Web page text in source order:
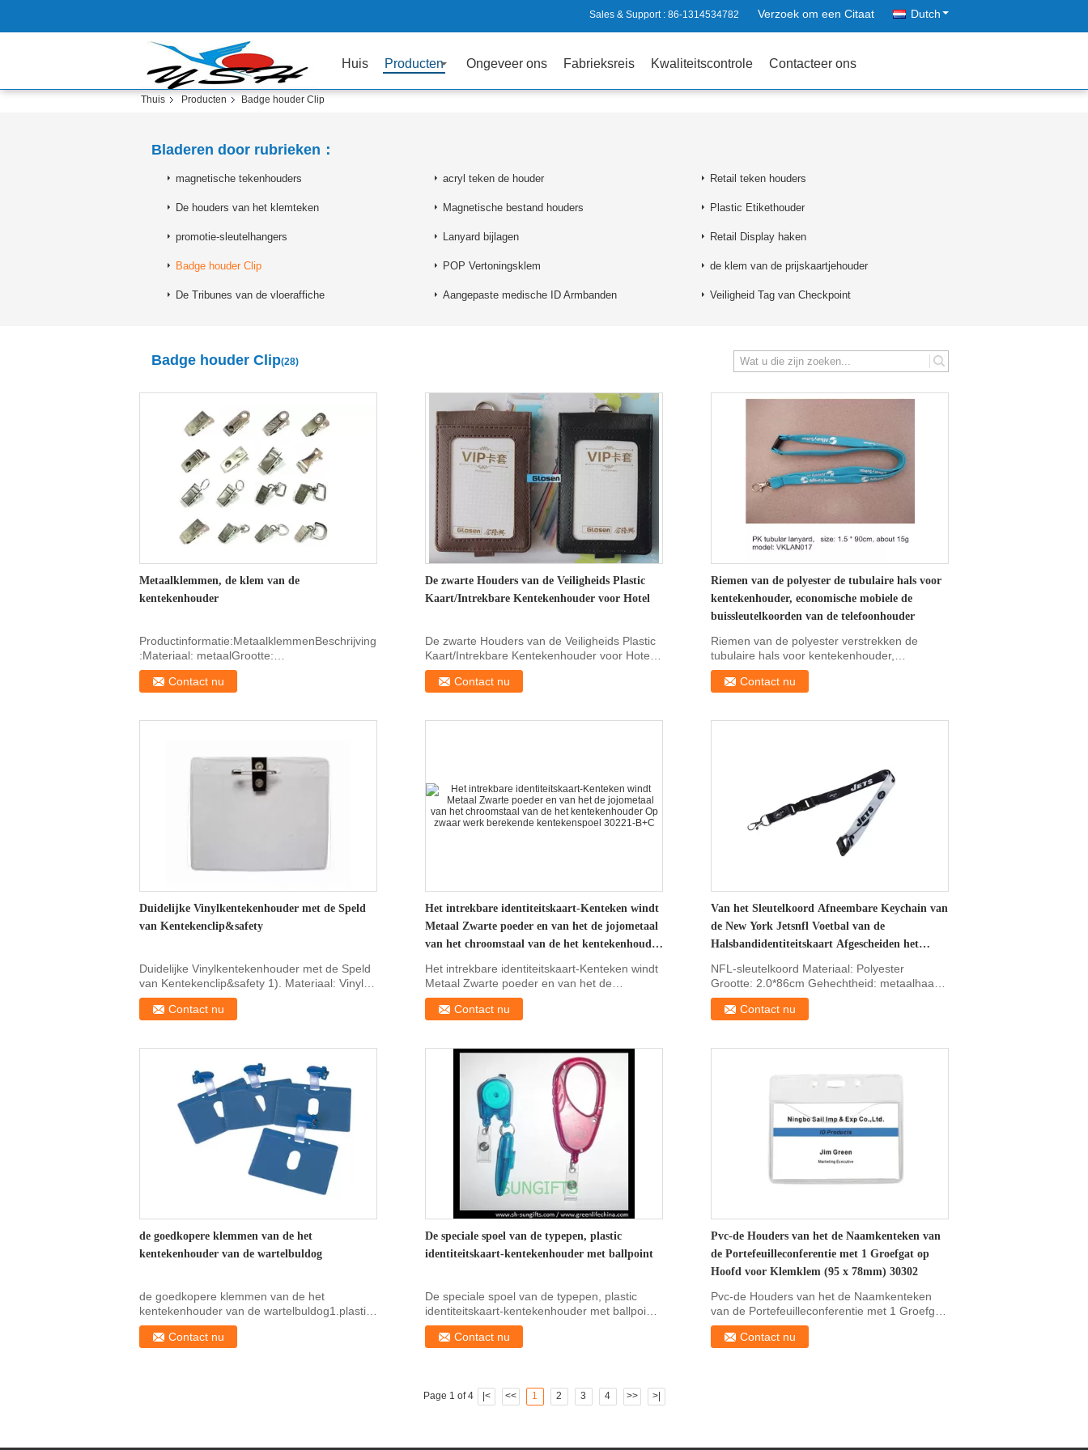
Sales & Support : 86-1314534782 Verzoek om een Citaat Dutch
Huis Producten Ongeveer ons Fabrieksreis Kwaliteitscontrole Contacteer ons
Thuis Producten Badge houder Clip
Bladeren door rubrieken：
magnetische tekenhouders acryl teken de houder Retail teken houders
De houders van het klemteken Magnetische bestand houders Plastic Etikethouder
promotie-sleutelhangers Lanyard bijlagen Retail Display haken
Badge houder Clip POP Vertoningsklem de klem van de prijskaartjehouder
De Tribunes van de vloeraffiche Aangepaste medische ID Armbanden Veiligheid Tag van Checkpoint
Badge houder Clip(28) search
Metaalklemmen, de klem van de
kentekenhouder
Productinformatie:MetaalklemmenBeschrijving
:Materiaal: metaalGrootte:
3.0*1.2*0.05cmKleur: ...
Contact nu
De zwarte Houders van de Veiligheids Plastic
Kaart/Intrekbare Kentekenhouder voor Hotel
De zwarte Houders van de Veiligheids Plastic
Kaart/Intrekbare Kentekenhouder voor Hotel
Beschrijving...
Contact nu
Riemen van de polyester de tubulaire hals voor
kentekenhouder, economische mobiele de
buissleutelkoorden van de telefoonhouder
Riemen van de polyester verstrekken de
tubulaire hals voor kentekenhouder,
economische mobiele de ...
Contact nu
Duidelijke Vinylkentekenhouder met de Speld
van Kentekenclip&safety
Duidelijke Vinylkentekenhouder met de Speld
van Kentekenclip&safety 1). Materiaal: Vinyl
2). Grootte...
Contact nu
Het intrekbare identiteitskaart-Kenteken windt
Metaal Zwarte poeder en van het de jojometaal
van het chroomstaal van de het kentekenhouder
Op zwaar werk berekende kentekenspoel 30221-
B+C
Het intrekbare identiteitskaart-Kenteken windt
Metaal Zwarte poeder en van het de
jojometaal van het ...
Contact nu
Van het Sleutelkoord Afneembare Keychain van
de New York Jetsnfl Voetbal van de
Halsbandidentiteitskaart Afgescheiden het
Kentekenhouder -
NFL-sleutelkoord Materiaal: Polyester
Grootte: 2.0*86cm Gehechtheid: metaalhaak,
afgescheiden klem ...
Contact nu
de goedkopere klemmen van de het
kentekenhouder van de wartelbuldog
de goedkopere klemmen van de het
kentekenhouder van de wartelbuldog1.plastic
de klemmen van de ...
Contact nu
De speciale spoel van de typepen, plastic
identiteitskaart-kentekenhouder met ballpoint
De speciale spoel van de typepen, plastic
identiteitskaart-kentekenhouder met ballpoint
Specificatie...
Contact nu
Pvc-de Houders van het de Naamkenteken van
de Portefeuilleconferentie met 1 Groefgat op
Hoofd voor Klemklem (95 x 78mm) 30302
Pvc-de Houders van het de Naamkenteken
van de Portefeuilleconferentie met 1 Groefgat
op Hoofd voor ...
Contact nu
Page 1 of 4 |< << 1 2 3 4 >> >|